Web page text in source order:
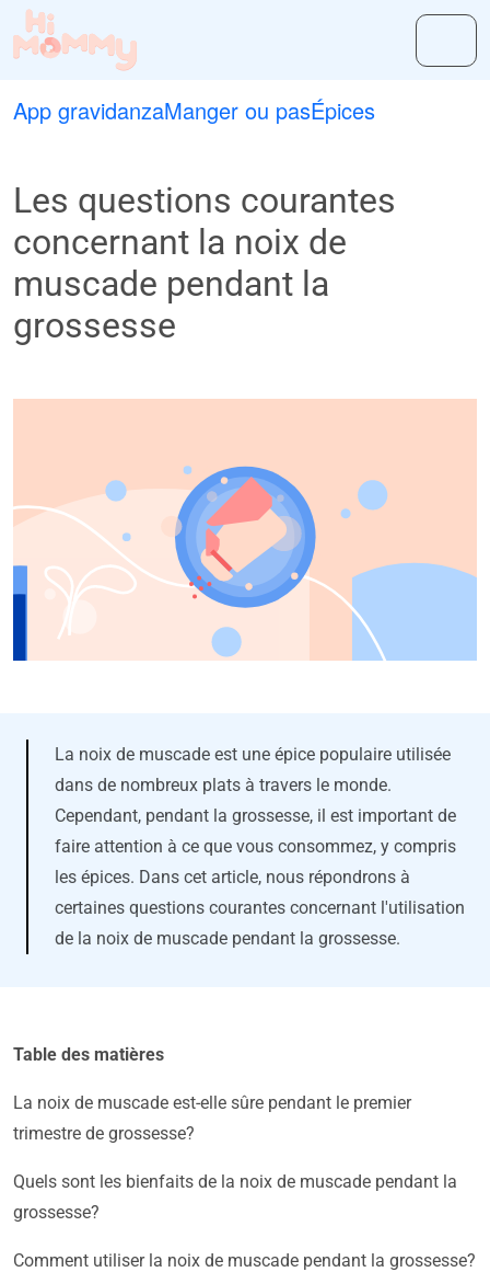
App gravidanzaManger ou pasÉpices
Les questions courantes
concernant la noix de
muscade pendant la
grossesse
La noix de muscade est une épice populaire utilisée
dans de nombreux plats à travers le monde.
Cependant, pendant la grossesse, il est important de
faire attention à ce que vous consommez, y compris
les épices. Dans cet article, nous répondrons à
certaines questions courantes concernant l'utilisation
de la noix de muscade pendant la grossesse.
Table des matières
La noix de muscade est-elle sûre pendant le premier
trimestre de grossesse?
Quels sont les bienfaits de la noix de muscade pendant la
grossesse?
Comment utiliser la noix de muscade pendant la grossesse?